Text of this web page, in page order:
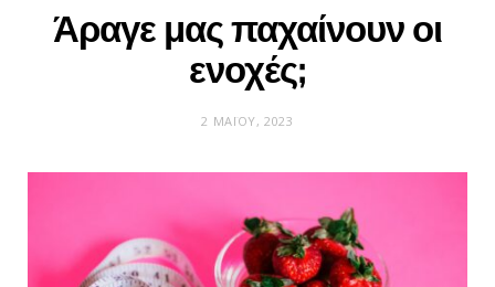
Άραγε μας παχαίνουν οι
ενοχές;
2 ΜΑΪ́ΟΥ, 2023